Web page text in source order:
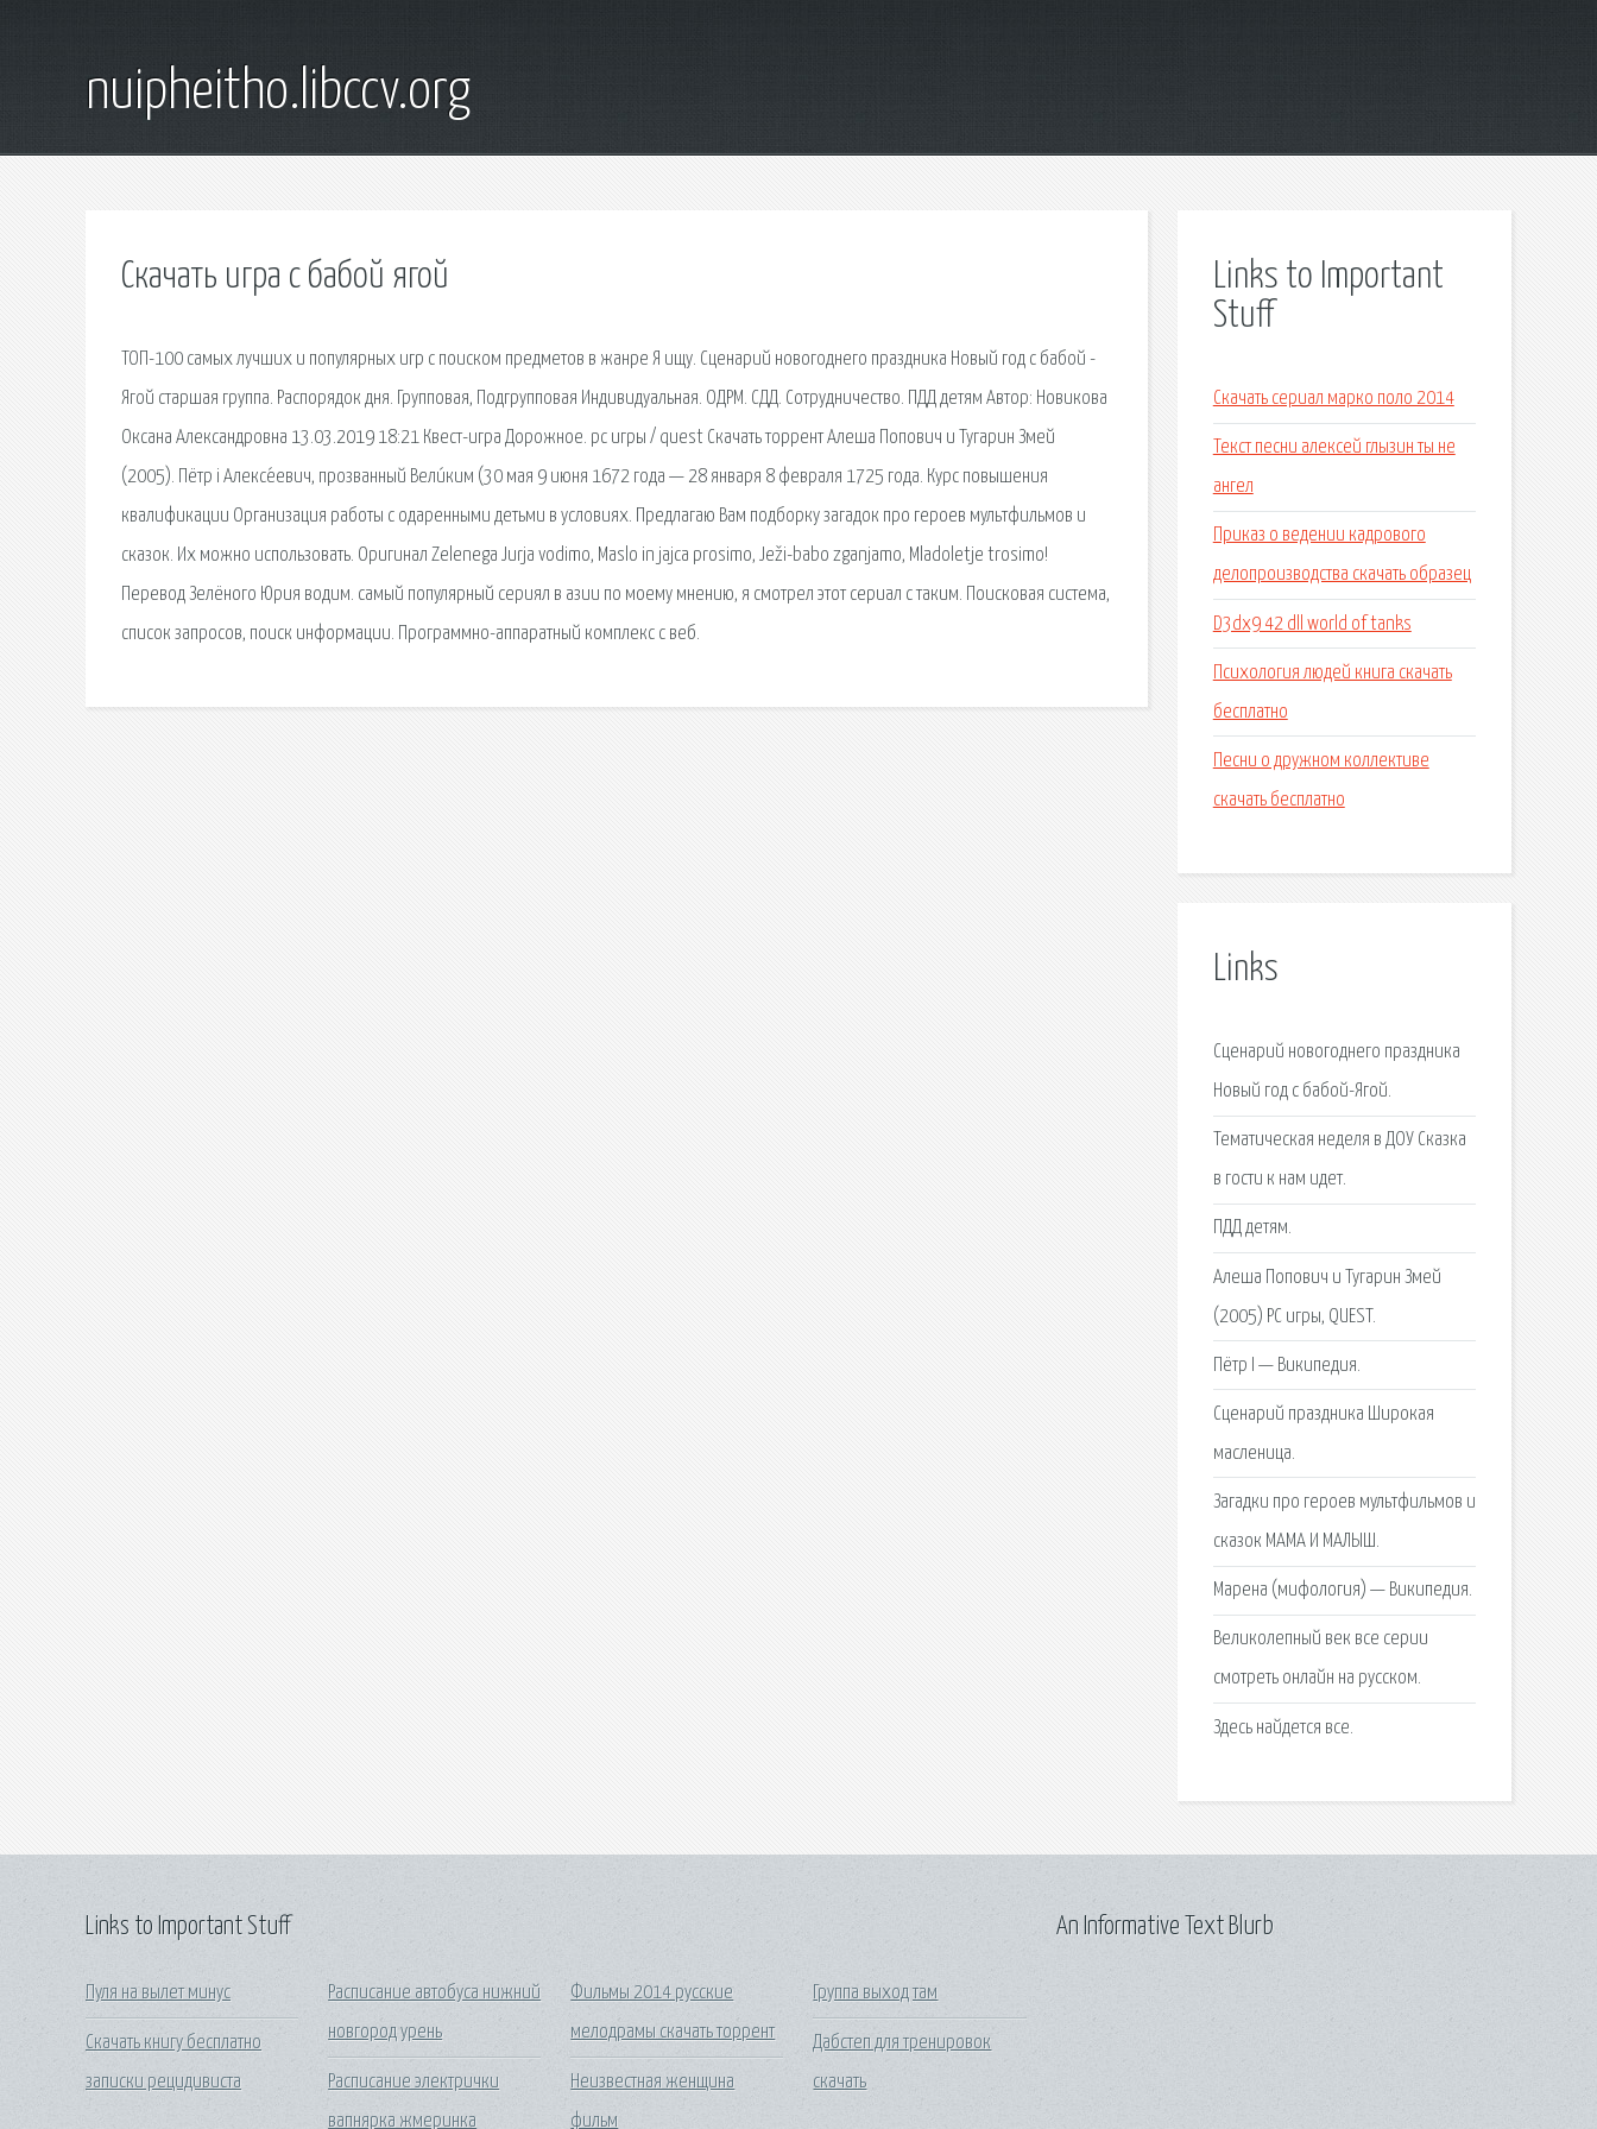
nuipheitho.libccv.org
Скачать игра с бабой ягой
ТОП-100 самых лучших и популярных игр с поиском предметов в жанре Я ищу. Сценарий новогоднего праздника Новый год с бабой -
Ягой старшая группа. Распорядок дня. Групповая, Подгрупповая Индивидуальная. ОДРМ. СДД. Сотрудничество. ПДД детям Автор: Новикова
Оксана Александровна 13.03.2019 18:21 Квест-игра Дорожное. pc игры / quest Скачать торрент Алеша Попович и Тугарин Змей
(2005). Пётр i Алексе́евич, прозванный Вели́ким (30 мая 9 июня 1672 года — 28 января 8 февраля 1725 года. Курс повышения
квалификации Организация работы с одаренными детьми в условиях. Предлагаю Вам подборку загадок про героев мультфильмов и
сказок. Их можно использовать. Оригинал Zelenega Jurja vodimo, Maslo in jajca prosimo, Ježi-babo zganjamo, Mladoletje trosimo!
Перевод Зелёного Юрия водим. самый популярный сериял в азии по моему мнению, я смотрел этот сериал с таким. Поисковая сиcтема,
список запросов, поиск информации. Программно-аппаратный комплекс с веб.
Links to Important
Stuff
Скачать сериал марко поло 2014
Текст песни алексей глызин ты не
ангел
Приказ о ведении кадрового
делопроизводства скачать образец
D3dx9 42 dll world of tanks
Психология людей книга скачать
бесплатно
Песни о дружном коллективе
скачать бесплатно
Links
Сценарий новогоднего праздника
Новый год с бабой-Ягой.
Тематическая неделя в ДОУ Сказка
в гости к нам идет.
ПДД детям.
Алеша Попович и Тугарин Змей
(2005) PC игры, QUEST.
Пётр I — Википедия.
Сценарий праздника Широкая
масленица.
Загадки про героев мультфильмов и
сказок МАМА И МАЛЫШ.
Марена (мифология) — Википедия.
Великолепный век все серии
смотреть онлайн на русском.
Здесь найдется все.
Links to Important Stuff
Пуля на вылет минус
Скачать книгу бесплатно
записки рецидивиста
Расписание автобуса нижний
новгород урень
Расписание электрички
вапнярка жмеринка
Фильмы 2014 русские
мелодрамы скачать торрент
Неизвестная женщина
фильм
Группа выход там
Дабстеп для тренировок
скачать
An Informative Text Blurb